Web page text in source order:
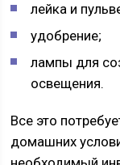
лейка и
удобрение;
лампы для
освещения.
Все это
домашних